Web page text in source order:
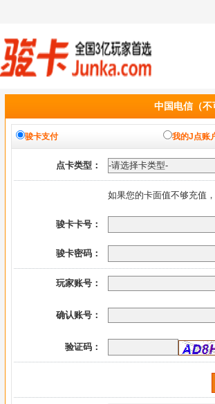
中国电信（不
骏卡支付 我的J点账
点卡类型：
如果您的卡面值不够充值
骏卡卡号：
骏卡密码：
玩家账号：
确认账号：
验证码：